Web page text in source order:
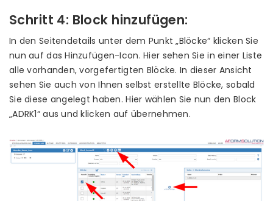
Schritt 4: Block hinzufügen:
In den Seitendetails unter dem Punkt „Blöcke“ klicken Sie
nun auf das Hinzufügen-Icon. Hier sehen Sie in einer Liste
alle vorhanden, vorgefertigten Blöcke. In dieser Ansicht
sehen Sie auch von Ihnen selbst erstellte Blöcke, sobald
Sie diese angelegt haben. Hier wählen Sie nun den Block
„ADRK1“ aus und klicken auf übernehmen.